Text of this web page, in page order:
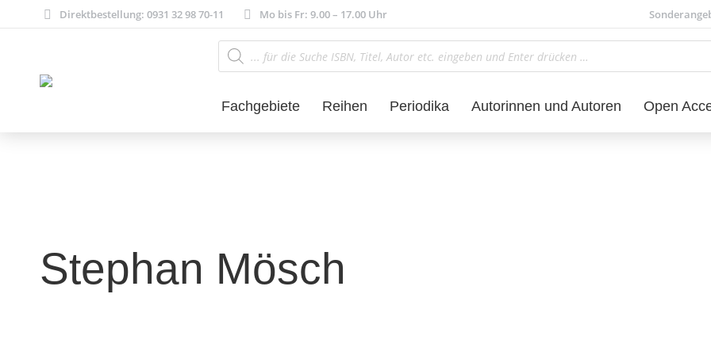
Direktbestellung: 0931 32 98 70-11 Mo bis Fr: 9.00 – 17.00 Uhr
Products
search
Fachgebiete Reihen Periodika Autorinnen und Autoren Open
Stephan Mösch